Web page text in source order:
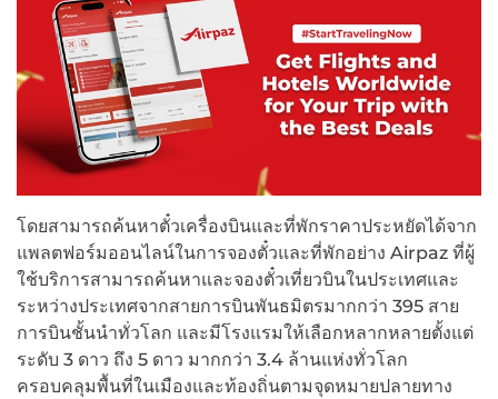
โดยสามารถค้นหาตั๋วเครื่องบินและที่พักราคาประหยัดได้จาก
แพลตฟอร์มออนไลน์ในการจองตั๋วและที่พักอย่าง Airpaz ที่ผู้
ใช้บริการสามารถค้นหาและจองตั๋วเที่ยวบินในประเทศและ
ระหว่างประเทศจากสายการบินพันธมิตรมากกว่า 395 สาย
การบินชั้นนำทั่วโลก และมีโรงแรมให้เลือกหลากหลายตั้งแต่
ระดับ 3 ดาว ถึง 5 ดาว มากกว่า 3.4 ล้านแห่งทั่วโลก
ครอบคลุมพื้นที่ในเมืองและท้องถิ่นตามจุดหมายปลายทาง